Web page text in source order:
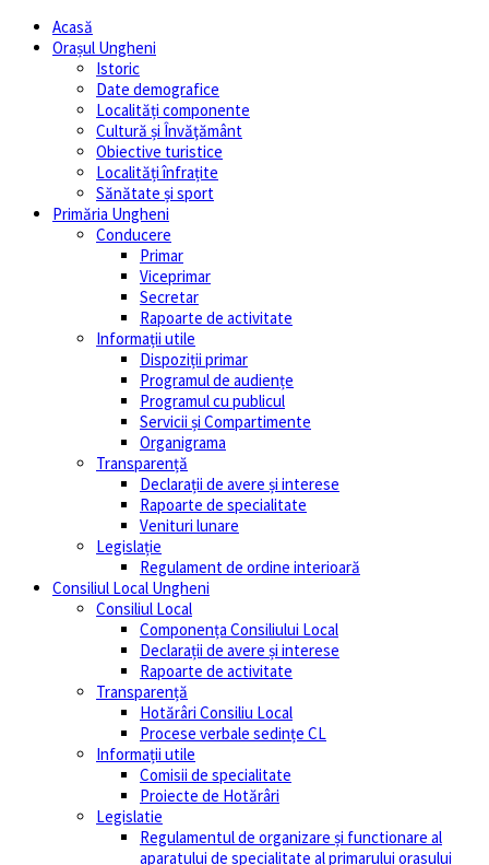
Acasă
Orașul Ungheni
Istoric
Date demografice
Localități componente
Cultură și Învăţământ
Obiective turistice
Localități înfrațite
Sănătate și sport
Primăria Ungheni
Conducere
Primar
Viceprimar
Secretar
Rapoarte de activitate
Informații utile
Dispoziții primar
Programul de audiențe
Programul cu publicul
Servicii și Compartimente
Organigrama
Transparență
Declarații de avere și interese
Rapoarte de specialitate
Venituri lunare
Legislație
Regulament de ordine interioară
Consiliul Local Ungheni
Consiliul Local
Componența Consiliului Local
Declarații de avere și interese
Rapoarte de activitate
Transparență
Hotărâri Consiliu Local
Procese verbale sedințe CL
Informații utile
Comisii de specialitate
Proiecte de Hotărâri
Legislatie
Regulamentul de organizare și functionare al
aparatului de specialitate al primarului orasului